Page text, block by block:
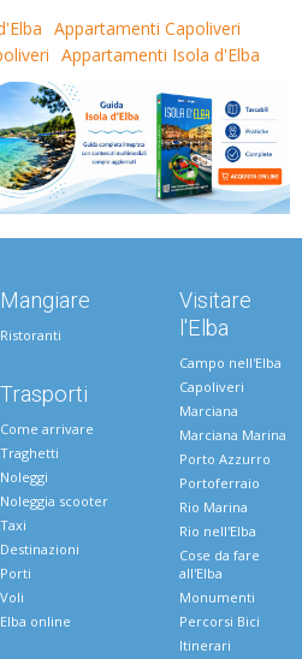
Appartamenti Capoliveri
Appartamenti Isola d'Elba
Mangiare
Ristoranti
Trasporti
Come arrivare
Traghetti
Noleggi
Noleggia scooter
Taxi
Destinazioni
Porti
Voli
Elba online
Visitare
l'Elba
Campo nell'Elba
Capoliveri
Marciana
Marciana Marina
Porto Azzurro
Portoferraio
Rio Marina
Rio nell'Elba
Cose da fare
all'Elba
Monumenti
Percorsi Bici
Itinerari